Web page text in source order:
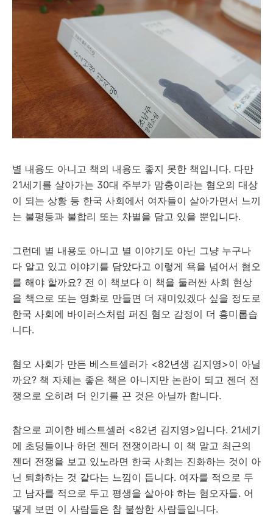
별 내용도 아니고 책의 내용도 좋지 못한 책입니다. 다만
21세기를 살아가는 30대 주부가 맘충이라는 혐오의 대상
이 되는 상황 등 한국 사회에서 여자들이 살아가면서 느끼
는 불평등과 불합리 또는 차별을 담고 있을 뿐입니다.
그런데 별 내용도 아니고 별 이야기도 아닌 그냥 누구나
다 알고 있고 이야기를 담았다고 이렇게 욕을 넘어서 혐오
를 해야 할까요? 전 이 책보다 이 책을 둘러싼 사회 현상
을 책으로 또는 영화로 만들면 더 재미있겠다 싶을 정도로
한국 사회에 바이러스처럼 퍼진 혐오 감정이 더 흥미롭습
니다.
혐오 사회가 만든 베스트셀러가 <82년생 김지영>이 아닐
까요? 책 자체는 좋은 책은 아니지만 논란이 되고 젠더 전
쟁으로 오히려 더 인기를 끈 것은 아닐까 합니다.
참으로 괴이한 베스트셀러 <82년 김지영>입니다. 21세기
에 초딩들이나 하던 젠더 전쟁이라니 이 책 말고 최근의
젠더 전쟁을 보고 있노라면 한국 사회는 진화하는 것이 아
닌 퇴화하는 것 같다는 느낌이 듭니다. 여자를 적으로 두
고 남자를 적으로 두고 평생을 살아야 하는 혐오자들. 어
떻게 보면 이 사람들은 참 불쌍한 사람들입니다.